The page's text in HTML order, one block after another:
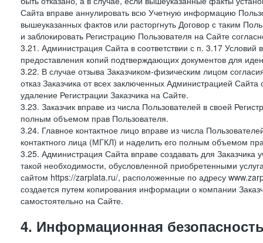
Сайта вправе аннулировать всю Учетную информацию
вышеуказанных фактов или расторгнуть Договор с таким
и заблокировать Регистрацию Пользователя на Сайте
3.21. Администрация Сайта в соответствии с п. 3.17 Условий
предоставления копий подтверждающих документов для
3.22. В случае отзыва Заказчиком-физическим лицом
отказ Заказчика от всех заключенных Администрацией
удаление Регистрации Заказчика на Сайте.
3.23. Заказчик вправе из числа Пользователей в своей
полным объемом прав Пользователя.
3.24. Главное контактное лицо вправе из числа
контактного лица (МГКЛ) и наделить его полным объемом
3.25. Администрация Сайта вправе создавать для
такой необходимости, обусловленной приобретенными
сайтом https://zarplata.ru/, расположенные по адресу
создается путем копирования информации о компании
самостоятельно на Сайте.
4. Информационная